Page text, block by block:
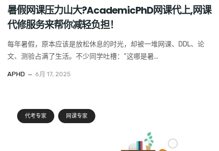
暑假网课压力山大?AcademicPhD网课代上,网课
代修服务来帮你减轻负担！
每年暑假，原本应该是放松休息的时光，却被一堆网课、DDL、论
文、测验占满了生活。不少同学吐槽：“这哪是暑...
APHD 6月 17, 2025
代考专家 网课专家